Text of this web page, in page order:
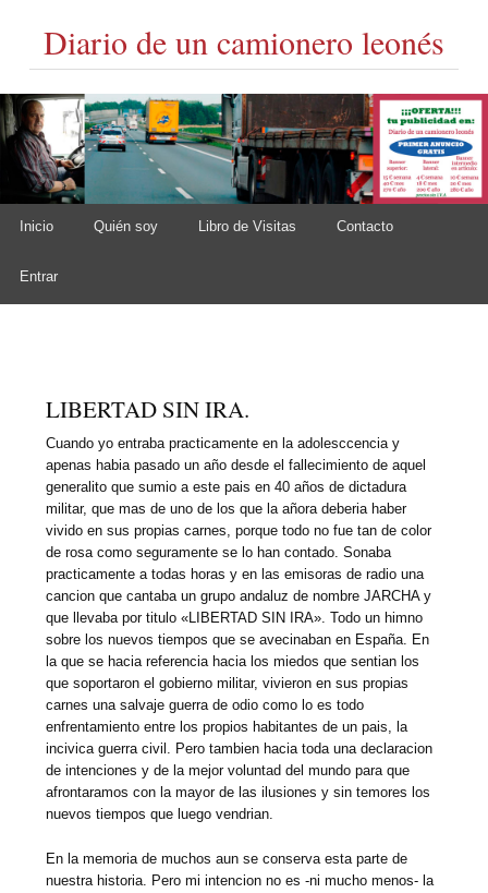
Diario de un camionero leonés
Main menu
Skip to content
Inicio Quién soy Libro de Visitas Contacto
Entrar
LIBERTAD SIN IRA.
Cuando yo entraba practicamente en la adolesccencia y
apenas habia pasado un año desde el fallecimiento de aquel
generalito que sumio a este pais en 40 años de dictadura
militar, que mas de uno de los que la añora deberia haber
vivido en sus propias carnes, porque todo no fue tan de color
de rosa como seguramente se lo han contado. Sonaba
practicamente a todas horas y en las emisoras de radio una
cancion que cantaba un grupo andaluz de nombre JARCHA y
que llevaba por titulo «LIBERTAD SIN IRA». Todo un himno
sobre los nuevos tiempos que se avecinaban en España. En
la que se hacia referencia hacia los miedos que sentian los
que soportaron el gobierno militar, vivieron en sus propias
carnes una salvaje guerra de odio como lo es todo
enfrentamiento entre los propios habitantes de un pais, la
incivica guerra civil. Pero tambien hacia toda una declaracion
de intenciones y de la mejor voluntad del mundo para que
afrontaramos con la mayor de las ilusiones y sin temores los
nuevos tiempos que luego vendrian.
En la memoria de muchos aun se conserva esta parte de
nuestra historia. Pero mi intencion no es -ni mucho menos- la